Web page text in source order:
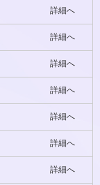
詳細へ
詳細へ
詳細へ
詳細へ
詳細へ
詳細へ
詳細へ